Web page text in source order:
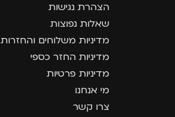
הצהרת נגישות
שאלות נפוצות
מדיניות משלוחים והחזרות
מדיניות החזר כספי
מדיניות פרטיות
מי אנחנו
צרו קשר